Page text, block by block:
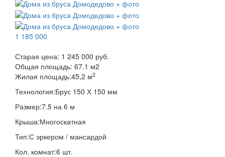
1 185 000
Старая цена: 1 245 000 руб.
Общая площадь: 67.1 м2
Жилая площадь:45,2 м2
Технология:Брус 150 Х 150 мм
Размер:7.5 на 6 м
Крыша:Многоскатная
Тип:С эркером / мансардой
Кол. комнат:6 шт.